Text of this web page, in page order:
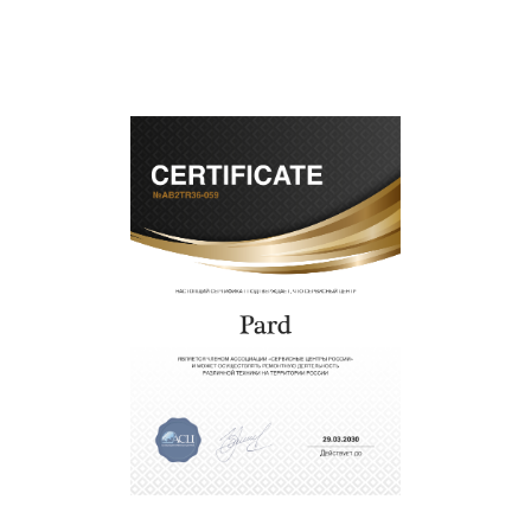
современное оборудование и
лицензированное ПО в ремонтно-
диагностических мастерских;
собственный склад комплектующих, что
позволяет сократить сроки
восстановительных работ;
услуги курьера для владельцев
крупногабаритной техники, которые
обеспечат доставку устройств в сервис в
полной сохранности и бесплатно.
положительные отзывы и обрели отличную
репутацию. Мы постоянно совершенствуемся и